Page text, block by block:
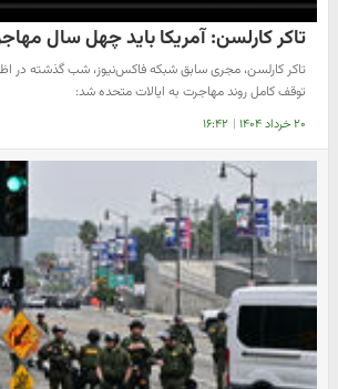
تاکر کارلسن: آمریکا باید چهل سال
تاکر کارلسن، مجری سابق شبکه فاکس‌نیوز، شب گذشته در
توقف کامل روند مهاجرت به ایالات متحده شد:
۲۰ خرداد ۱۴۰۴ | ۱۶:۴۲